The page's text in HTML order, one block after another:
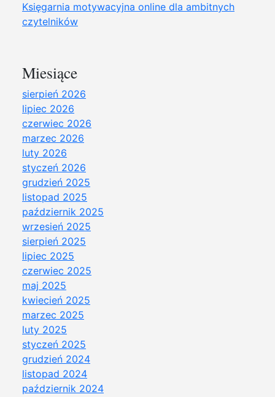
Księgarnia motywacyjna online dla ambitnych
czytelników
Miesiące
sierpień 2026
lipiec 2026
czerwiec 2026
marzec 2026
luty 2026
styczeń 2026
grudzień 2025
listopad 2025
październik 2025
wrzesień 2025
sierpień 2025
lipiec 2025
czerwiec 2025
maj 2025
kwiecień 2025
marzec 2025
luty 2025
styczeń 2025
grudzień 2024
listopad 2024
październik 2024